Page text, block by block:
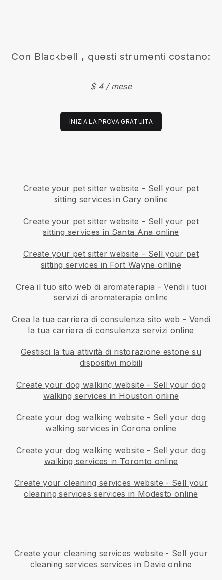
Con Blackbell , questi strumenti costano:
$ 4 / mese
INIZIA LA PROVA GRATUITA
Create your pet sitter website - Sell your pet
sitting services in Cary online
Create your pet sitter website - Sell your pet
sitting services in Santa Ana online
Create your pet sitter website - Sell your pet
sitting services in Fort Wayne online
Crea il tuo sito web di aromaterapia -Vendi i tuoi
servizi di aromaterapia online
Crea la tua carriera di consulenza sito web - Vendi
la tua carriera di consulenza servizi online
Gestisci la tua attività di ristorazione estone su
dispositivi mobili
Create your dog walking website - Sell your dog
walking services in Houston online
Create your dog walking website - Sell your dog
walking services in Corona online
Create your dog walking website - Sell your dog
walking services in Toronto online
Create your cleaning services website - Sell your
cleaning services services in Modesto online
Create your cleaning services website - Sell your
cleaning services services in Davie online